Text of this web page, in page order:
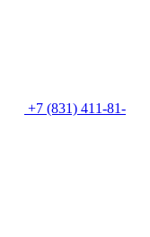
+7 (831) 411-81-